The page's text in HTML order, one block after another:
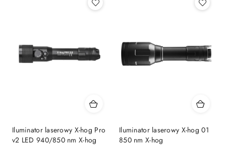
Iluminator laserowy X-hog Pro
v2 LED 940/850 nm X-hog
Iluminator laserowy X-hog 01
850 nm X-hog